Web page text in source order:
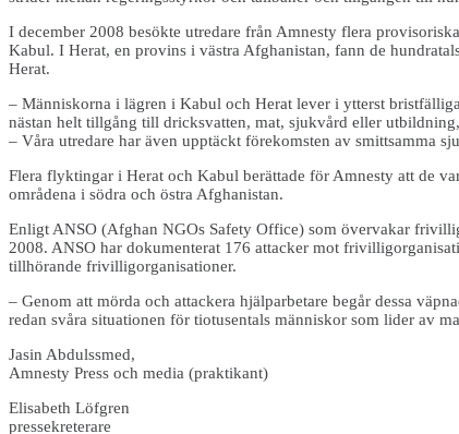
I december 2008 besökte utredare från Amnesty flera
Kabul. I Herat, en provins i västra Afghanistan, fann de
Herat.
– Människorna i lägren i Kabul och Herat lever i ytterst
nästan helt tillgång till dricksvatten, mat, sjukvård eller
– Våra utredare har även upptäckt förekomsten av smittsamma
Flera flyktingar i Herat och Kabul berättade för Amnesty att de
områdena i södra och östra Afghanistan.
Enligt ANSO (Afghan NGOs Safety Office) som övervakar
2008. ANSO har dokumenterat 176 attacker mot
tillhörande frivilligorganisationer.
– Genom att mörda och attackera hjälparbetare begår dessa
redan svåra situationen för tiotusentals människor som lider av
Jasin Abdulssmed,
Amnesty Press och media (praktikant)
Elisabeth Löfgren
pressekreterare